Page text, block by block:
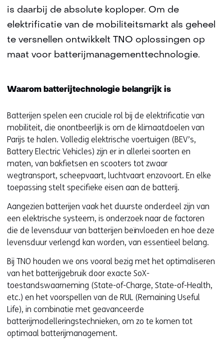
is daarbij de absolute koploper. Om de
elektrificatie van de mobiliteitsmarkt als geheel
te versnellen ontwikkelt TNO oplossingen op
maat voor batterijmanagementtechnologie.
Waarom batterijtechnologie belangrijk is
Batterijen spelen een cruciale rol bij de elektrificatie van
mobiliteit, die onontbeerlijk is om de klimaatdoelen van
Parijs te halen. Volledig elektrische voertuigen (BEV’s,
Battery Electric Vehicles) zijn er in allerlei soorten en
maten, van bakfietsen en scooters tot zwaar
wegtransport, scheepvaart, luchtvaart enzovoort. En elke
toepassing stelt specifieke eisen aan de batterij.
Aangezien batterijen vaak het duurste onderdeel zijn van
een elektrische systeem, is onderzoek naar de factoren
die de levensduur van batterijen beïnvloeden en hoe deze
levensduur verlengd kan worden, van essentieel belang.
Bij TNO houden we ons vooral bezig met het optimaliseren
van het batterijgebruik door exacte SoX-
toestandswaarneming (State-of-Charge, State-of-Health,
etc.) en het voorspellen van de RUL (Remaining Useful
Life), in combinatie met geavanceerde
batterijmodelleringstechnieken, om zo te komen tot
optimaal batterijmanagement.